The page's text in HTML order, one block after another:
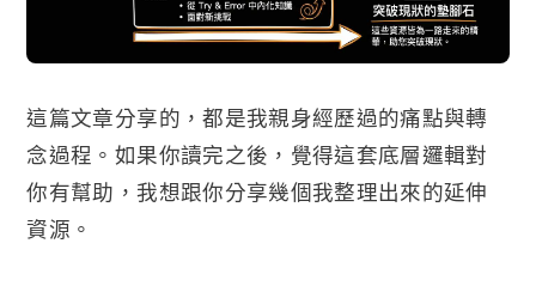
這篇文章分享的，都是我親身經歷過的痛點與轉
念過程。如果你讀完之後，覺得這套底層邏輯對
你有幫助，我想跟你分享幾個我整理出來的延伸
資源。